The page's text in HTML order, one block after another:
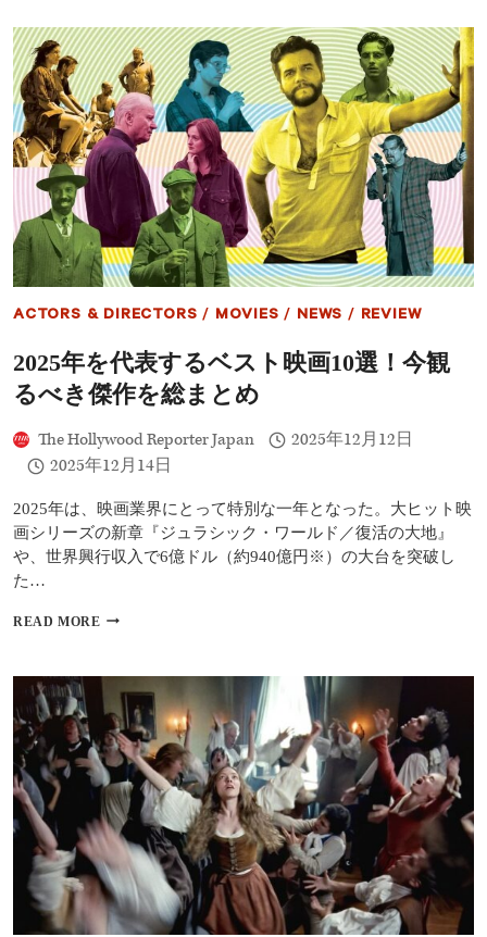
に
侵
さ
れ
た
老
ヒ
ッ
ト
マ
ン
の
「人
生
終
ら
せ
方」
家
が
選
ぶ！
2025
年
ベ
ス
ト
外
ド
ラ
マ
ア
メ
ベ
ス
10
｜
『キ
ャ
シ
ア
ン・
ル
ブ
ス』
『ア
ド
レ
セ
ン
ス』
…
話
題
作
ACTORS & DIRECTORS / MOVIES / NEWS / REVIEW
2025年を代表するベスト映画10選！今観
るべき傑作を総まとめ
The Hollywood Reporter Japan
2025年12月12日
2025年12月14日
2025年は、映画業界にとって特別な一年となった。大ヒット映
画シリーズの新章『ジュラシック・ワールド／復活の大地』
や、世界興行収入で6億ドル（約940億円※）の大台を突破し
た…
READ MORE 2025
代
す
る
ベ
ス
ト
映
画
10
選！
今
観